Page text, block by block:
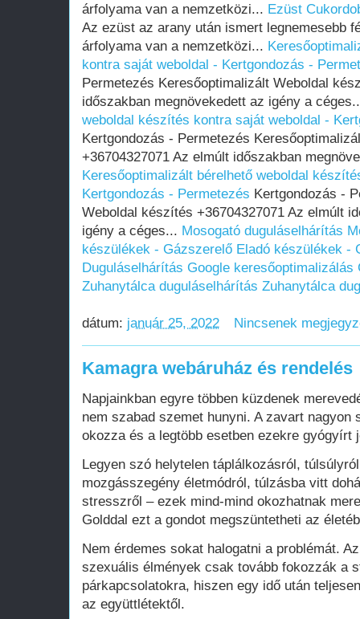
árfolyama van a nemzetközi... Ezüst
Az ezüst az arany után ismert legnemesebb
árfolyama van a nemzetközi...
kontra saját weboldal - Kertgondozás -
Permetezés Keresőoptimalizált Weboldal
időszakban megnövekedett az igény a
weboldal készítés kontra saját weboldal -
Kertgondozás - Permetezés
+36704327071 Az elmúlt időszakban
Keresőoptimalizált bérelhető weboldal
Kertgondozás - Permetezés Kertgondozás -
Weboldal készítés +36704327071 Az elmúlt
igény a céges... Mosogató duguláselhárítás
készülékek - Gázszerelő Eladó készülékek -
Duguláselhárítás Google keresőoptimalizálás
Zuhanytálca duguláselhárítás Zuhanytálca
dátum: január 25, 2022 Nincsenek
Kamagra webáruház és rendelés
Napjainkban egyre többen küzdenek
nem szabad szemet hunyni. A zavart nagyon
okozza és a legtöbb esetben ezekre gyógyírt
Legyen szó helytelen táplálkozásról,
mozgásszegény életmódról, túlzásba vitt
stresszről – ezek mind-mind okozhatnak
Golddal ezt a gondot megszüntetheti az
Nem érdemes sokat halogatni a problémát.
szexuális élmények csak tovább fokozzák a
párkapcsolatokra, hiszen egy idő után
az együttlétektől.